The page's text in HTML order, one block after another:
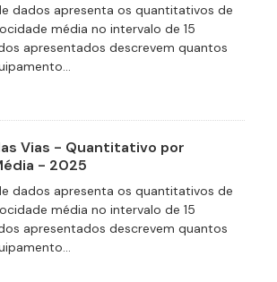
dados apresenta os quantitativos de
média no intervalo de 15
apresentados descrevem quantos
Vias - Quantitativo por
- 2025
dados apresenta os quantitativos de
média no intervalo de 15
apresentados descrevem quantos